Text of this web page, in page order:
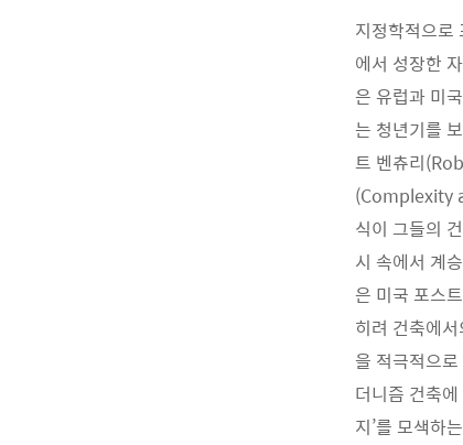
지정학적으로
에서 성장한
은 유럽과 미
는 청년기를
트 벤츄리
(Complexity
식이 그들의
시 속에서 계
은 미국 포스
히려 건축에
을 적극적으
더니즘 건축
지’를 모색하